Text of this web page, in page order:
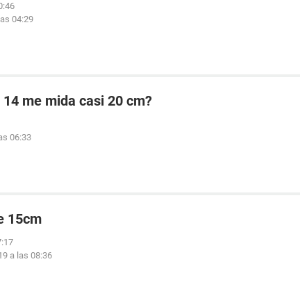
04:29
me mida casi 20 cm?
06:33
15cm
a las 08:36